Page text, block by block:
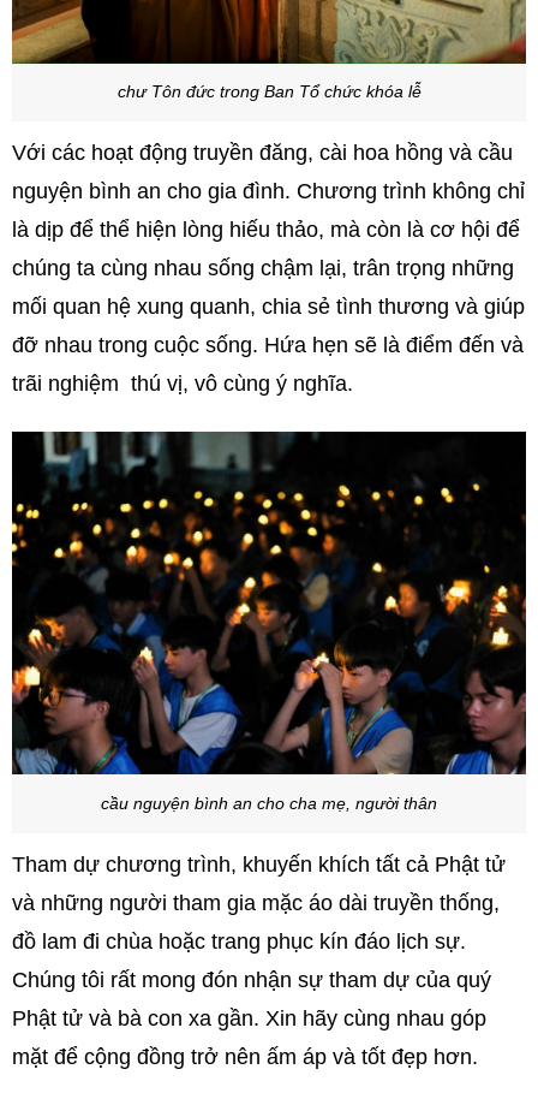
chư Tôn đức trong Ban Tổ chức khóa lễ
Với các hoạt động truyền đăng, cài hoa hồng và cầu
nguyện bình an cho gia đình. Chương trình không chỉ
là dịp để thể hiện lòng hiếu thảo, mà còn là cơ hội để
chúng ta cùng nhau sống chậm lại, trân trọng những
mối quan hệ xung quanh, chia sẻ tình thương và giúp
đỡ nhau trong cuộc sống. Hứa hẹn sẽ là điểm đến và
trãi nghiệm thú vị, vô cùng ý nghĩa.
cầu nguyện bình an cho cha mẹ, người thân
Tham dự chương trình, khuyến khích tất cả Phật tử
và những người tham gia mặc áo dài truyền thống,
đồ lam đi chùa hoặc trang phục kín đáo lịch sự.
Chúng tôi rất mong đón nhận sự tham dự của quý
Phật tử và bà con xa gần. Xin hãy cùng nhau góp
mặt để cộng đồng trở nên ấm áp và tốt đẹp hơn.